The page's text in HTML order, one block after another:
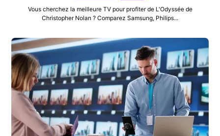
Vous cherchez la meilleure TV pour profiter de L'Odyssée de
Christopher Nolan ? Comparez Samsung, Philips...